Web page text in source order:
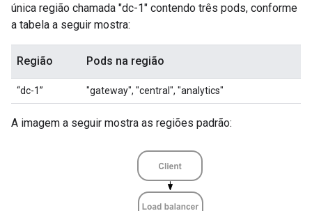
única região chamada "dc-1" contendo três pods, conforme
a tabela a seguir mostra:
Região Pods na região
“dc-1” "gateway", "central", "analytics"
A imagem a seguir mostra as regiões padrão: